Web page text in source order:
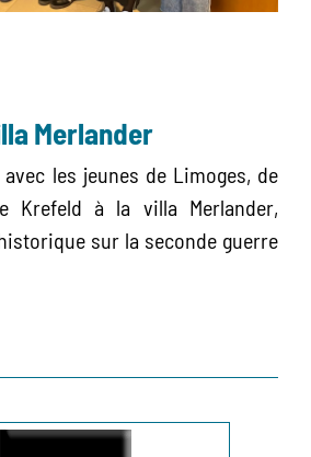
Merlander
les jeunes de Limoges, de
Krefeld à la villa Merlander,
sur la seconde guerre